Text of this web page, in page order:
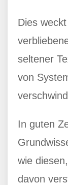
Dies
seltener
von
In guten
wie
davon